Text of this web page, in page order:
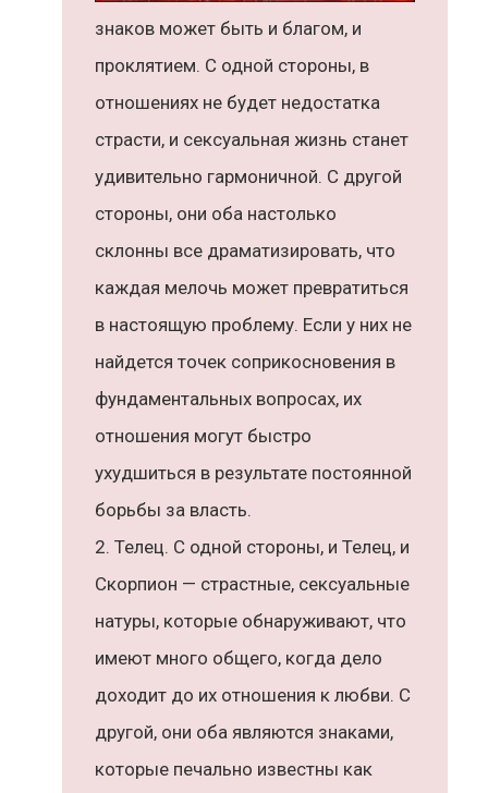
знаков может быть и благом, и
проклятием. С одной стороны, в
отношениях не будет недостатка
страсти, и сексуальная жизнь станет
удивительно гармоничной. С другой
стороны, они оба настолько
склонны все драматизировать, что
каждая мелочь может превратиться
в настоящую проблему. Если у них не
найдется точек соприкосновения в
фундаментальных вопросах, их
отношения могут быстро
ухудшиться в результате постоянной
борьбы за власть.
Телец. С одной стороны, и Телец, и
Скорпион — страстные, сексуальные
натуры, которые обнаруживают, что
имеют много общего, когда дело
доходит до их отношения к любви. С
другой, они оба являются знаками,
которые печально известны как